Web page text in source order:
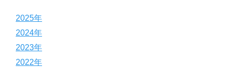
2025年
2024年
2023年
2022年